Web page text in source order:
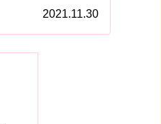
2021.11.30